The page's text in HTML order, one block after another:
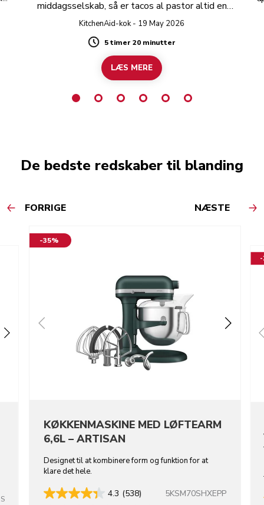
middagsselskab, så er tacos al pastor altid en
god idé.
KitchenAid-kok - 19 May 2026
Duration
5 timer 20 minutter
LÆS MERE
De bedste redskaber til blanding
FORRIGE NÆSTE
-35%
KØKKENMASKINE MED LØFTEARM
6,6L – ARTISAN
Designet til at kombinere form og funktion for at
klare det hele.
4.3 (538) 5KSM70SHXEPP
-